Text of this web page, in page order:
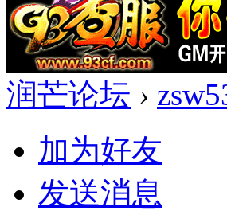
润芒论坛 ›
加为好友
发送消息